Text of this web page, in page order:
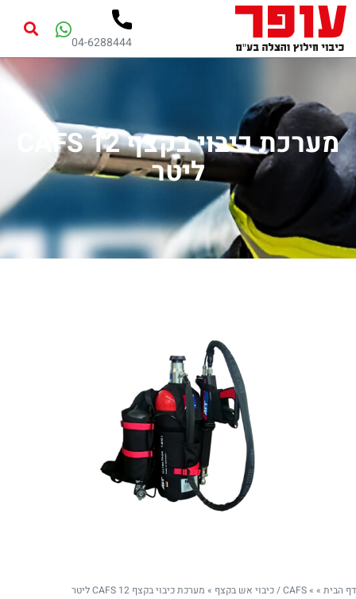
04-6288444
מערכת כיבוי בקצף CAFS 12
ליטר
דף הבית »
»CAFS / כיבוי אש בקצף » מערכת כיבוי בקצף CAFS 12 ליטר